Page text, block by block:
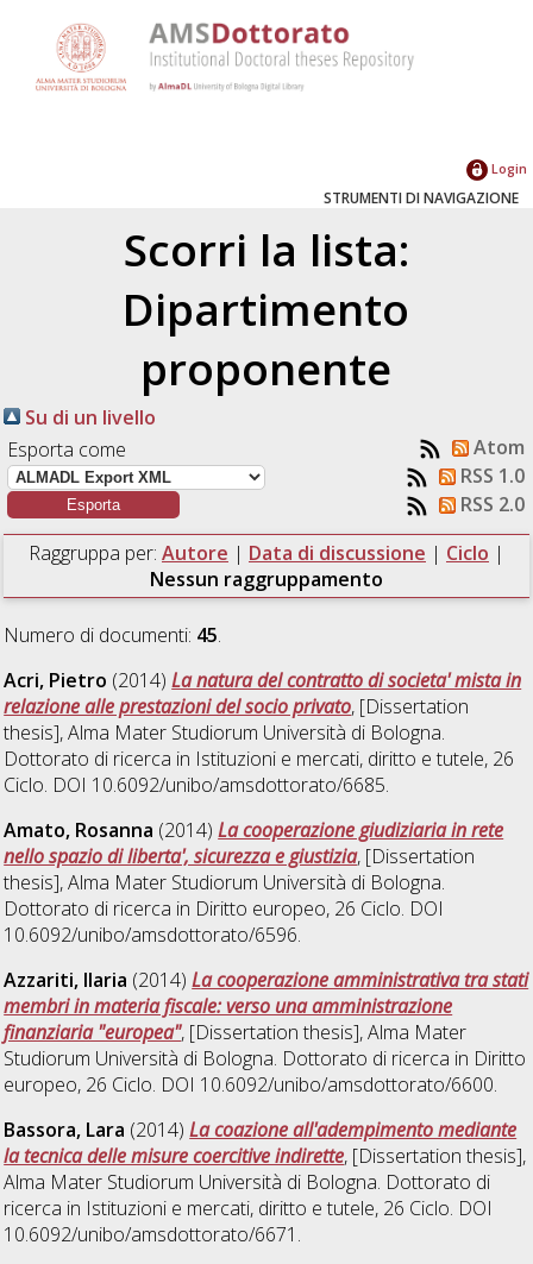
Login
STRUMENTI DI NAVIGAZIONE
Scorri la lista:
Dipartimento
proponente
Su di un livello
Esporta come
Atom
RSS 1.0
RSS 2.0
Raggruppa per: Autore | Data di discussione | Ciclo |
Nessun raggruppamento
Numero di documenti: 45.
Acri, Pietro (2014)La natura del contratto di societa' mista in
relazione alle prestazioni del socio privato, [Dissertation
thesis], Alma Mater Studiorum Università di Bologna.
Dottorato di ricerca in Istituzioni e mercati, diritto e tutele, 26
Ciclo. DOI 10.6092/unibo/amsdottorato/6685.
Amato, Rosanna (2014)La cooperazione giudiziaria in rete
nello spazio di liberta', sicurezza e giustizia, [Dissertation
thesis], Alma Mater Studiorum Università di Bologna.
Dottorato di ricerca in Diritto europeo, 26 Ciclo. DOI
10.6092/unibo/amsdottorato/6596.
Azzariti, Ilaria (2014)La cooperazione amministrativa tra stati
membri in materia fiscale: verso una amministrazione
finanziaria "europea", [Dissertation thesis], Alma Mater
Studiorum Università di Bologna. Dottorato di ricerca in Diritto
europeo, 26 Ciclo. DOI 10.6092/unibo/amsdottorato/6600.
Bassora, Lara (2014)La coazione all'adempimento mediante
la tecnica delle misure coercitive indirette, [Dissertation thesis],
Alma Mater Studiorum Università di Bologna. Dottorato di
ricerca in Istituzioni e mercati, diritto e tutele, 26 Ciclo. DOI
10.6092/unibo/amsdottorato/6671.